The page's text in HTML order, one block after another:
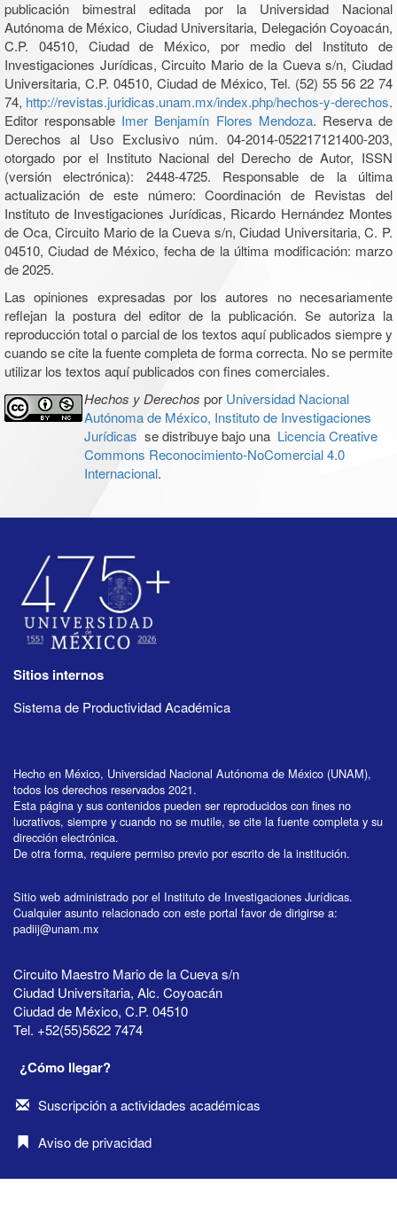
publicación bimestral editada por la Universidad Nacional
Autónoma de México, Ciudad Universitaria, Delegación Coyoacán,
C.P. 04510, Ciudad de México, por medio del Instituto de
Investigaciones Jurídicas, Circuito Mario de la Cueva s/n, Ciudad
Universitaria, C.P. 04510, Ciudad de México, Tel. (52) 55 56 22 74
74, http://revistas.juridicas.unam.mx/index.php/hechos-y-derechos.
Editor responsable Imer Benjamín Flores Mendoza. Reserva de
Derechos al Uso Exclusivo núm. 04-2014-052217121400-203,
otorgado por el Instituto Nacional del Derecho de Autor, ISSN
(versión electrónica): 2448-4725. Responsable de la última
actualización de este número: Coordinación de Revistas del
Instituto de Investigaciones Jurídicas, Ricardo Hernández Montes
de Oca, Circuito Mario de la Cueva s/n, Ciudad Universitaria, C. P.
04510, Ciudad de México, fecha de la última modificación: marzo
de 2025.
Las opiniones expresadas por los autores no necesariamente
reflejan la postura del editor de la publicación. Se autoriza la
reproducción total o parcial de los textos aquí publicados siempre y
cuando se cite la fuente completa de forma correcta. No se permite
utilizar los textos aquí publicados con fines comerciales.
Hechos y Derechos por Universidad Nacional
Autónoma de México, Instituto de Investigaciones
Jurídicas se distribuye bajo una Licencia Creative
Commons Reconocimiento-NoComercial 4.0
Internacional.
Sitios internos
Sistema de Productividad Académica
Hecho en México, Universidad Nacional Autónoma de México (UNAM),
todos los derechos reservados 2021.
Esta página y sus contenidos pueden ser reproducidos con fines no
lucrativos, siempre y cuando no se mutile, se cite la fuente completa y su
dirección electrónica.
De otra forma, requiere permiso previo por escrito de la institución.
Sitio web administrado por el Instituto de Investigaciones Jurídicas.
Cualquier asunto relacionado con este portal favor de dirigirse a:
padiij@unam.mx
Circuito Maestro Mario de la Cueva s/n
Ciudad Universitaria, Alc. Coyoacán
Ciudad de México, C.P. 04510
Tel. +52(55)5622 7474
¿Cómo llegar?
Suscripción a actividades académicas
Aviso de privacidad